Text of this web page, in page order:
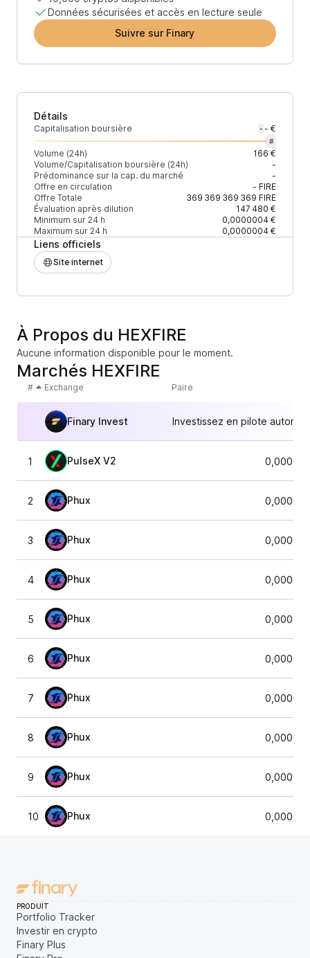
Données sécurisées et accès en lecture seule
Suivre sur Finary
Détails
Capitalisation boursière - - €
#
Volume (24h)
166 €
Volume/Capitalisation boursière (24h)
-
Prédominance sur la cap. du marché
-
Offre en circulation
- FIRE
Offre Totale
369 369 369 369 FIRE
Évaluation après dilution
147 480 €
Minimum sur 24 h
0,0000004 €
Maximum sur 24 h
0,0000004 €
Liens officiels
Site internet
À Propos du HEXFIRE
Aucune information disponible pour le moment.
Marchés HEXFIRE
# Exchange Paire
Finary Invest Investissez en pilote
1 PulseX V2
2 Phux
3 Phux
4 Phux
5 Phux
6 Phux
7 Phux
8 Phux
9 Phux
10 Phux
PRODUIT
Portfolio Tracker
Investir en crypto
Finary Plus